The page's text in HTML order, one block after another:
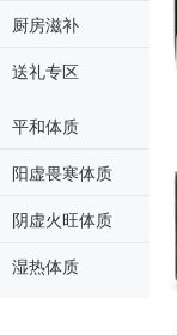
厨房滋补
送礼专区
平和体质
阳虚畏寒体质
阴虚火旺体质
湿热体质